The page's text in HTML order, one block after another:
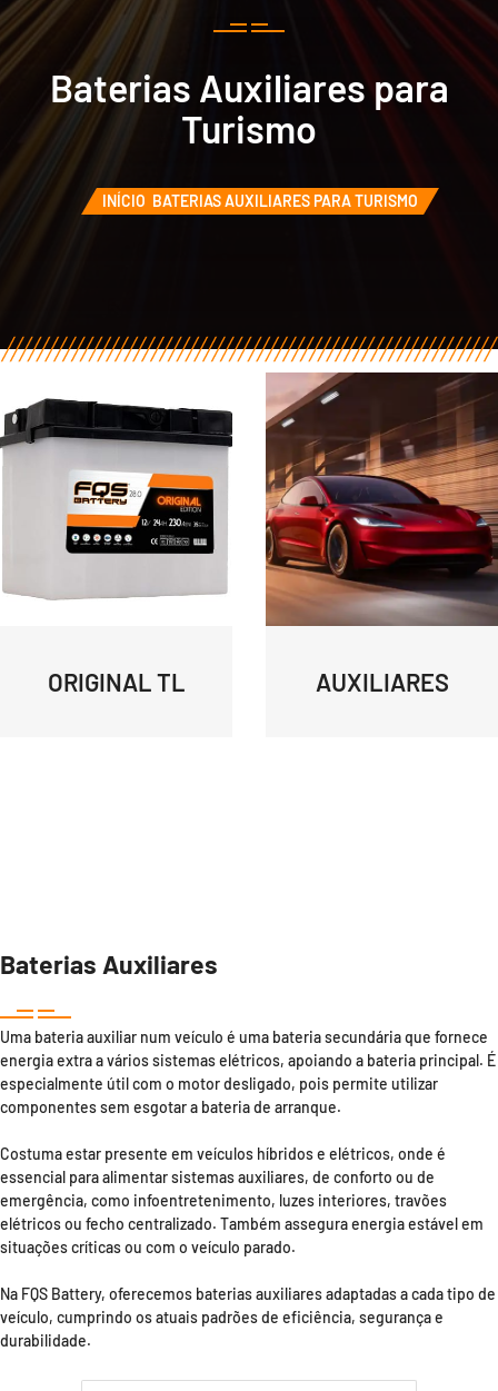
Baterias Auxiliares para
Turismo
INÍCIO BATERIAS AUXILIARES PARA TURISMO
ORIGINAL TL AUXILIARES
Baterias Auxiliares
Uma bateria auxiliar num veículo é uma bateria secundária que fornece
energia extra a vários sistemas elétricos, apoiando a bateria principal. É
especialmente útil com o motor desligado, pois permite utilizar
componentes sem esgotar a bateria de arranque.
Costuma estar presente em veículos híbridos e elétricos, onde é
essencial para alimentar sistemas auxiliares, de conforto ou de
emergência, como infoentretenimento, luzes interiores, travões
elétricos ou fecho centralizado. Também assegura energia estável em
situações críticas ou com o veículo parado.
Na FQS Battery, oferecemos baterias auxiliares adaptadas a cada tipo de
veículo, cumprindo os atuais padrões de eficiência, segurança e
durabilidade.